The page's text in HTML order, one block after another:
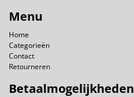
Menu
Home
Categorieën
Contact
Retourneren
Betaalmogelijkheden